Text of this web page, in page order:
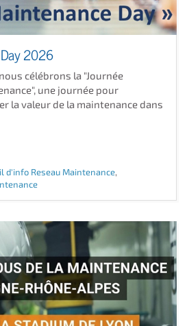
2026
célébrons la "Journée
une journée pour
la valeur de la maintenance dans
d'info Reseau Maintenance,